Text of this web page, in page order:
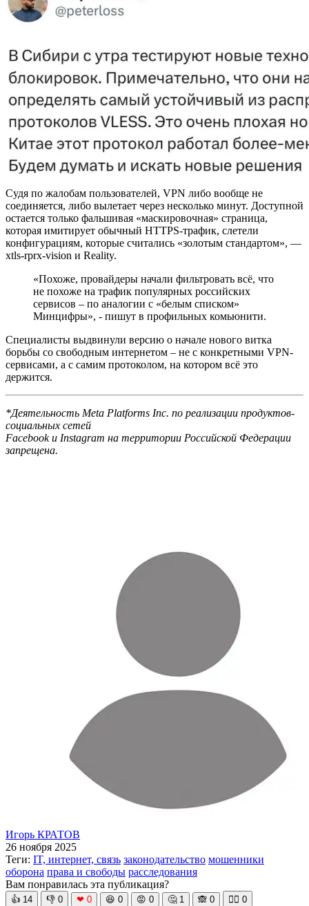
Судя по жалобам пользователей, VPN либо вообще не
соединяется, либо вылетает через несколько минут. Доступной
остается только фальшивая «маскировочная» страница,
которая имитирует обычный HTTPS-трафик, слетели
конфигурациям, которые считались «золотым стандартом», —
xtls-rprx-vision и Reality.
«Похоже, провайдеры начали фильтровать всё, что
не похоже на трафик популярных российских
сервисов – по аналогии с «белым списком»
Минцифры», - пишут в профильных комьюнити.
Специалисты выдвинули версию о начале нового витка
борьбы со свободным интернетом – не с конкретными VPN-
сервисами, а с самим протоколом, на котором всё это
держится.
*Деятельность Meta Platforms Inc. по реализации продуктов-
социальных сетей
Facebook и Instagram на территории Российской Федерации
запрещена.
Игорь КРАТОВ
26 ноября 2025
Теги: IT, интернет, связь законодательство мошенники
оборона права и свободы расследования
Вам понравилась эта публикация?
👍 14 👎 0 ❤ 0 😆 0 😡 0 🤔 1 🙈 0 🧘‍♀️ 0